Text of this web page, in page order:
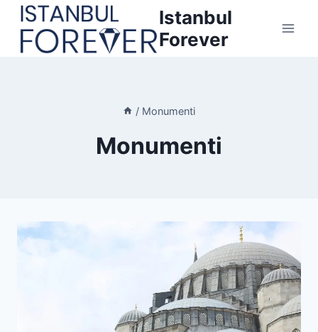
Salta
contenuto
Istanbul
Forever
/ Monumenti
Monumenti